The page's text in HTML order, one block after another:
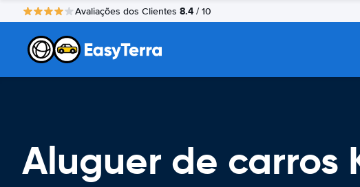
Avaliações dos Clientes 8.4 / 10
Aluguer de carros